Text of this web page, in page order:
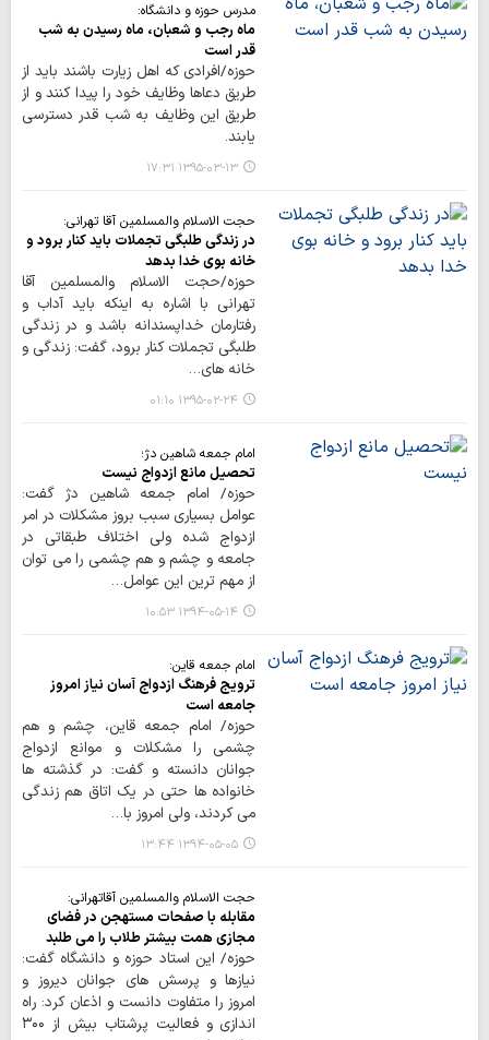
مدرس حوزه و دانشگاه:
ماه رجب و شعبان، ماه رسيدن به شب
قدر است
حوزه/افرادي كه اهل زيارت باشند بايد از
طريق دعاها وظايف خود را پيدا كنند و از
طريق اين وظايف به شب قدر دسترسي
يابند.
۱۳۹۵-۰۳-۱۳ ۱۷:۳۱
حجت الاسلام والمسلمین آقا تهرانی:
در زندگي طلبگي تجملات بايد كنار برود و
خانه بوي خدا بدهد
حوزه/حجت الاسلام والمسلمین آقا
تهرانی با اشاره به اينكه بايد آداب و
رفتارمان خداپسندانه باشد و در زندگي
طلبگي تجملات كنار برود، گفت: زندگي و
خانه هاي…
۱۳۹۵-۰۲-۲۴ ۰۱:۱۰
امام جمعه شاهین دژ؛
تحصیل مانع ازدواج نیست
حوزه/ امام جمعه شاهین دژ گفت:
عوامل بسیاری سبب بروز مشکلات در امر
ازدواج شده ولی اختلاف طبقاتی در
جامعه و چشم و هم چشمی را می توان
از مهم ترین این عوامل…
۱۳۹۴-۰۵-۱۴ ۱۰:۵۳
امام جمعه قاین:
ترویج فرهنگ ازدواج آسان نیاز امروز
جامعه است
حوزه/ امام جمعه قاین، چشم و هم
چشمی را مشکلات و موانع ازدواج
جوانان دانسته و گفت: در گذشته ها
خانواده ها حتی در یک اتاق هم زندگی
می کردند، ولی امروز با…
۱۳۹۴-۰۵-۰۵ ۱۳:۴۴
حجت الاسلام والمسلمین آقاتهرانی:
مقابله با صفحات مستهجن در فضای
مجازی همت بیشتر طلاب را می طلبد
حوزه/ این استاد حوزه و دانشگاه گفت:
نیازها و پرسش های جوانان دیروز و
امروز را متفاوت دانست و اذعان کرد: راه
اندازی و فعالیت پرشتاب بیش از ۳۰۰